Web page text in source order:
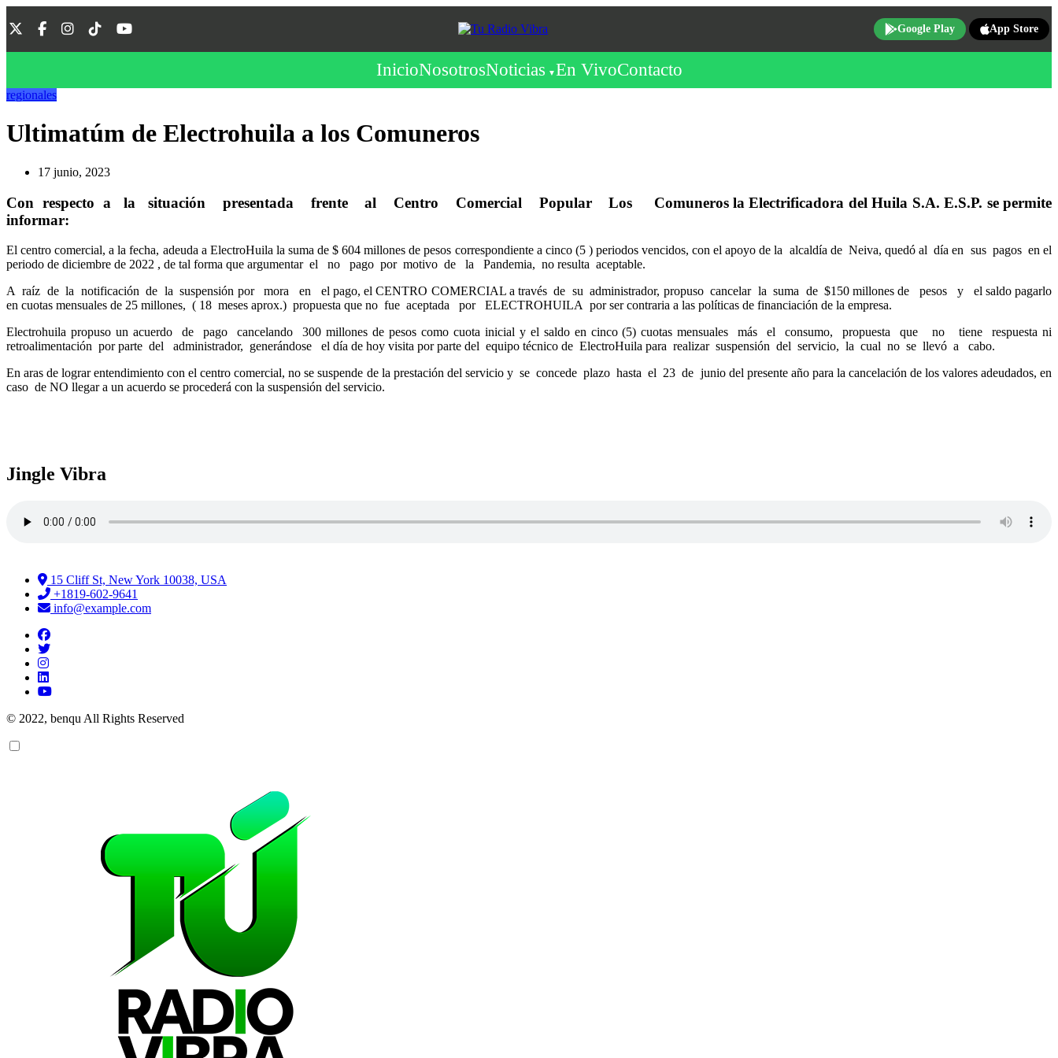
Google Play App Store
InicioNosotrosNoticias En VivoContacto
regionales
Ultimatúm de Electrohuila a los Comuneros
17 junio, 2023
Con respecto a la situación presentada frente al Centro Comercial Popular Los Comuneros la Electrificadora del Huila S.A. E.S.P. se permite
informar:
El centro comercial, a la fecha, adeuda a ElectroHuila la suma de $ 604 millones de pesos correspondiente a cinco (5 ) periodos vencidos, con el apoyo de la alcaldía de Neiva, quedó al día en sus pagos en el
periodo de diciembre de 2022 , de tal forma que argumentar el no pago por motivo de la Pandemia, no resulta aceptable.
A raíz de la notificación de la suspensión por mora en el pago, el CENTRO COMERCIAL a través de su administrador, propuso cancelar la suma de $150 millones de pesos y el saldo pagarlo
en cuotas mensuales de 25 millones, ( 18 meses aprox.) propuesta que no fue aceptada por ELECTROHUILA por ser contraria a las políticas de financiación de la empresa.
Electrohuila propuso un acuerdo de pago cancelando 300 millones de pesos como cuota inicial y el saldo en cinco (5) cuotas mensuales más el consumo, propuesta que no tiene respuesta ni
retroalimentación por parte del administrador, generándose el día de hoy visita por parte del equipo técnico de ElectroHuila para realizar suspensión del servicio, la cual no se llevó a cabo.
En aras de lograr entendimiento con el centro comercial, no se suspende de la prestación del servicio y se concede plazo hasta el 23 de junio del presente año para la cancelación de los valores adeudados, en
caso de NO llegar a un acuerdo se procederá con la suspensión del servicio.
Jingle Vibra
15 Cliff St, New York 10038, USA
+1819-602-9641
info@example.com
© 2022, benqu All Rights Reserved